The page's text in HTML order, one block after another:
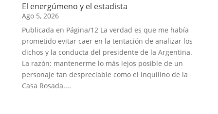
El energúmeno y el estadista
Ago 5, 2026
Publicada en Página/12 La verdad es que me había
prometido evitar caer en la tentación de analizar los
dichos y la conducta del presidente de la Argentina.
La razón: mantenerme lo más lejos posible de un
personaje tan despreciable como el inquilino de la
Casa Rosada....